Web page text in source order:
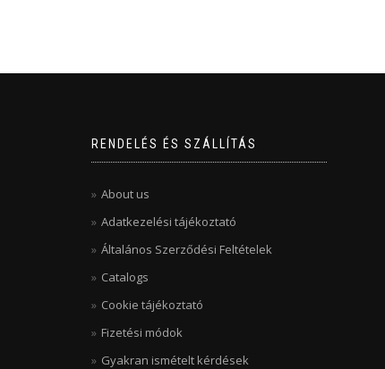
RENDELÉS ÉS SZÁLLÍTÁS
About us
Adatkezelési tájékoztató
Általános Szerződési Feltételek
Catalogs
Cookie tájékoztató
Fizetési módok
Gyakran ismételt kérdések